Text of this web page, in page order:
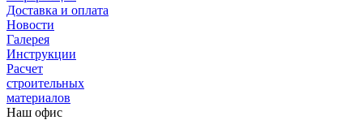
Доставка и оплата
Новости
Галерея
Инструкции
Расчет
строительных
материалов
Наш офис